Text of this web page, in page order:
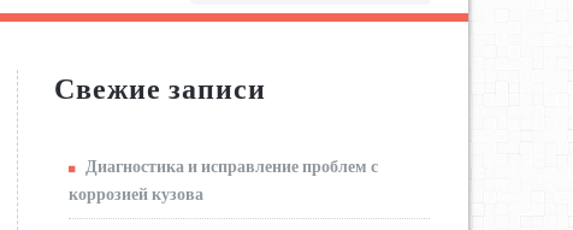
Свежие записи
Диагностика и исправление проблем с
коррозией кузова